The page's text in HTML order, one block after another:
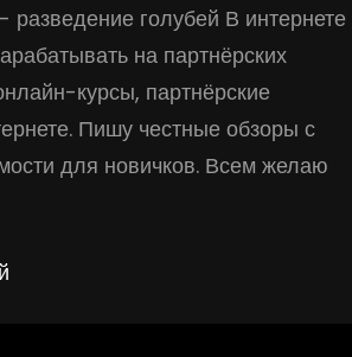
разведение голубей В интернете
на партнёрских
курсы, партнёрские
Пишу честные обзоры с
для новичков. Всем желаю